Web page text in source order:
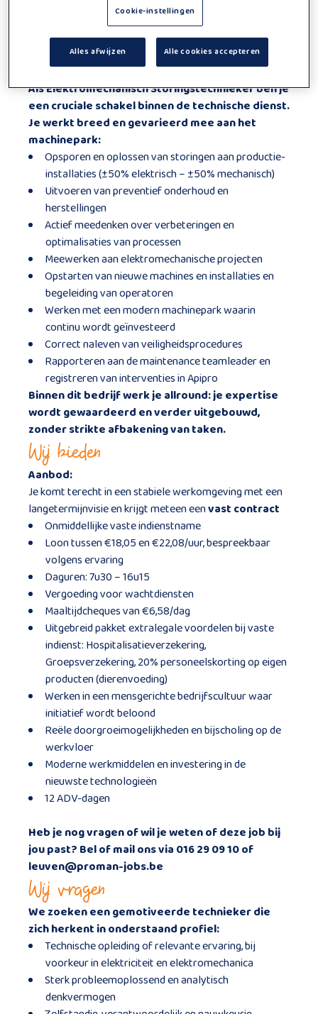
Interesse in deze functie? Neem gerust contact
op via het nummer 016 29 09 10 of via mail naar
leuven@proman-jobs.be.
Functie beschrijving
Als Elektromechanisch Storingstechnieker ben je
een cruciale schakel binnen de technische dienst.
Je werkt breed en gevarieerd mee aan het
machinepark:
Opsporen en oplossen van storingen aan productie-
installaties (±50% elektrisch – ±50% mechanisch)
Uitvoeren van preventief onderhoud en
herstellingen
Actief meedenken over verbeteringen en
optimalisaties van processen
Meewerken aan elektromechanische projecten
Opstarten van nieuwe machines en installaties en
begeleiding van operatoren
Werken met een modern machinepark waarin
continu wordt geïnvesteerd
Correct naleven van veiligheidsprocedures
Rapporteren aan de maintenance teamleader en
registreren van interventies in Apipro
Binnen dit bedrijf werk je allround: je expertise
wordt gewaardeerd en verder uitgebouwd,
zonder strikte afbakening van taken.
Wij bieden
Aanbod:
Je komt terecht in een stabiele werkomgeving met een
langetermijnvisie en krijgt meteen eenvast contract
Onmiddellijke vaste indienstname
Loon tussen €18,05 en €22,08/uur, bespreekbaar
volgens ervaring
Daguren: 7u30 – 16u15
Vergoeding voor wachtdiensten
Maaltijdcheques van €6,58/dag
Uitgebreid pakket extralegale voordelen bij vaste
indienst: Hospitalisatieverzekering,
Groepsverzekering, 20% personeelskorting op eigen
producten (dierenvoeding)
Werken in een mensgerichte bedrijfscultuur waar
initiatief wordt beloond
Reële doorgroeimogelijkheden en bijscholing op de
werkvloer
Moderne werkmiddelen en investering in de
nieuwste technologieën
12 ADV-dagen
Heb je nog vragen of wil je weten of deze job bij
jou past? Bel of mail ons via 016 29 09 10 of
leuven@proman-jobs.be
Wij vragen
We zoeken een gemotiveerde technieker die
zich herkent in onderstaand profiel:
Technische opleiding of relevante ervaring, bij
voorkeur in elektriciteit en elektromechanica
Sterk probleemoplossend en analytisch
denkvermogen
Cookie-instellingen
Alles afwijzen Alle cookies accepteren